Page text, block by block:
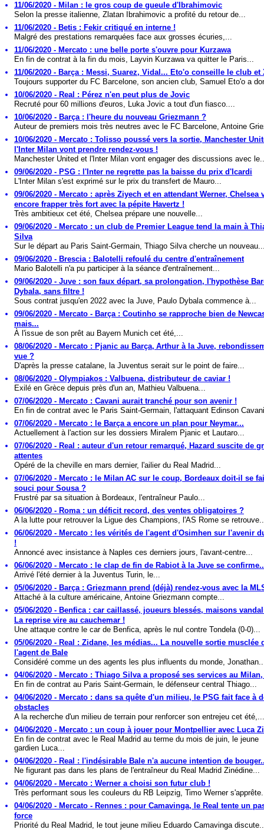
11/06/2020 - Milan : le gros coup de gueule d'Ibrahimovic
Selon la presse italienne, Zlatan Ibrahimovic a profité du retour de...
11/06/2020 - Betis : Fekir critiqué en interne !
Malgré des prestations remarquées face aux grosses écuries,...
11/06/2020 - Mercato : une belle porte s'ouvre pour Kurzawa
En fin de contrat à la fin du mois, Layvin Kurzawa va quitter le Paris...
11/06/2020 - Barça : Messi, Suarez, Vidal... Eto'o conseille le club et
Toujours supporter du FC Barcelone, son ancien club, Samuel Eto'o a
10/06/2020 - Real : Pérez n'en peut plus de Jovic
Recruté pour 60 millions d'euros, Luka Jovic a tout d'un fiasco....
10/06/2020 - Barça : l'heure du nouveau Griezmann ?
Auteur de premiers mois très neutres avec le FC Barcelone, Antoine
10/06/2020 - Mercato : Tolisso poussé vers la sortie, Manchester
l'Inter Milan vont prendre rendez-vous !
Manchester United et l'Inter Milan vont engager des discussions avec
09/06/2020 - PSG : l'Inter ne regrette pas la baisse du prix d'Icardi
L'Inter Milan s'est exprimé sur le prix du transfert de Mauro...
09/06/2020 - Mercato : après Ziyech et en attendant Werner, Chelsea
encore frapper très fort avec la pépite Havertz !
Très ambitieux cet été, Chelsea prépare une nouvelle...
09/06/2020 - Mercato : un club de Premier League tend la main à
Silva
Sur le départ au Paris Saint-Germain, Thiago Silva cherche un
09/06/2020 - Brescia : Balotelli refoulé du centre d'entraînement
Mario Balotelli n'a pu participer à la séance d'entraînement...
09/06/2020 - Juve : son faux départ, sa prolongation, l'hypothèse
Dybala, sans filtre !
Sous contrat jusqu'en 2022 avec la Juve, Paulo Dybala commence à...
09/06/2020 - Mercato - Barça : Coutinho se rapproche bien de
mais...
À l'issue de son prêt au Bayern Munich cet été,...
08/06/2020 - Mercato : Pjanic au Barça, Arthur à la Juve,
vue ?
D'après la presse catalane, la Juventus serait sur le point de faire...
08/06/2020 - Olympiakos : Valbuena, distributeur de caviar !
Exilé en Grèce depuis près d'un an, Mathieu Valbuena...
07/06/2020 - Mercato : Cavani aurait tranché pour son avenir !
En fin de contrat avec le Paris Saint-Germain, l'attaquant Edinson
07/06/2020 - Mercato : le Barça a encore un plan pour Neymar...
Actuellement à l'action sur les dossiers Miralem Pjanic et Lautaro...
07/06/2020 - Real : auteur d'un retour remarqué, Hazard suscite de
attentes
Opéré de la cheville en mars dernier, l'ailier du Real Madrid...
07/06/2020 - Mercato : le Milan AC sur le coup, Bordeaux doit-il se
souci pour Sousa ?
Frustré par sa situation à Bordeaux, l'entraîneur Paulo...
06/06/2020 - Roma : un déficit record, des ventes obligatoires ?
A la lutte pour retrouver la Ligue des Champions, l'AS Rome se
06/06/2020 - Mercato : les vérités de l'agent d'Osimhen sur l'avenir
!
Annoncé avec insistance à Naples ces derniers jours, l'avant-centre...
06/06/2020 - Mercato : le clap de fin de Rabiot à la Juve se
Arrivé l'été dernier à la Juventus Turin, le...
05/06/2020 - Barça : Griezmann prend (déjà) rendez-vous avec la
Attaché à la culture américaine, Antoine Griezmann compte...
05/06/2020 - Benfica : car caillassé, joueurs blessés, maisons
La reprise vire au cauchemar !
Une attaque contre le car de Benfica, après le nul contre Tondela (0-0)...
05/06/2020 - Real : Zidane, les médias... La nouvelle sortie musclée
l'agent de Bale
Considéré comme un des agents les plus influents du monde,
04/06/2020 - Mercato : Thiago Silva a proposé ses services au
En fin de contrat au Paris Saint-Germain, le défenseur central Thiago...
04/06/2020 - Mercato : dans sa quête d'un milieu, le PSG fait face à
obstacles
A la recherche d'un milieu de terrain pour renforcer son entrejeu cet été,...
04/06/2020 - Mercato : un coup à jouer pour Montpellier avec Luca
En fin de contrat avec le Real Madrid au terme du mois de juin, le jeune
gardien Luca...
04/06/2020 - Real : l'indésirable Bale n'a aucune intention de
Ne figurant pas dans les plans de l'entraîneur du Real Madrid Zinédine...
04/06/2020 - Mercato : Werner a choisi son futur club !
Très performant sous les couleurs du RB Leipzig, Timo Werner
04/06/2020 - Mercato - Rennes : pour Camavinga, le Real tente un
force
Priorité du Real Madrid, le tout jeune milieu Eduardo Camavinga